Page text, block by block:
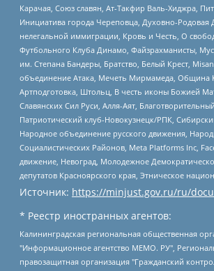
Карачая, Союз славян, Ат-Такфир Валь-Хиджра,
Инициатива города Череповца, Духовно-Родовая
нелегальной иммиграции, Кровь и Честь, О
Футбольного Клуба Динамо, Файзрахманисты,
им. Степана Бандеры, Братство, Белый Крест,
объединение Атака, Мечеть Мирмамеда, Община
Артподготовка, Штольц, В честь иконы Божией
Славянских Сил Руси, Алля-Аят,
Патриотический клуб-Новокузнецк/РПК,
Народное объединение русского движения,
Социалистических Районов, Meta Platforms Inc,
движение, Невоград, Молодежное
депутатов Красноярского края, Этническое
Источник: https://minjust.gov.ru/ru/
* Реестр иностранных агентов:
Калининградская региональная общественная организация "Экозащита!-Женсовет", Фонд содействия защите прав и свобод граждан "Общественный вердикт", Фонд "Институт Развития Свободы Информации", Частное учреждение "Информационное агентство МЕМО. РУ", Региональная общественная организация "Общественная комиссия по сохранению наследия академика Сахарова", Фонд поддержки свободы прессы, Санкт-Петербургская общественная правозащитная организация "Гражданский контроль", Межрегиональная общественная организация "Информационно-просветительский центр "Мемориал", Региональный Фонд "Центр Защиты Прав Средств Массовой Информации", с 05.12.2023 Фонд "Центр Защиты Прав Средств массовой информации", Региональная общественная благотворительная организация помощи беженцам и мигрантам "Гражданское содействие", Негосударственное образовательное учреждение дополнительного профессионального образования (повышение квалификации) специалистов "АКАДЕМИЯ ПО ПРАВАМ ЧЕЛОВЕКА", Свердловская региональная общественная организация "Сутяжник", Автономная некоммерческая организация "Центр независимых социологических исследований", Союз общественных объединений "Российский исследовательский центр по правам человека", Региональное общественное учреждение научно-информационный центр "МЕМОРИАЛ", Некоммерческая организация "Фонд защиты гласности", Автономная некоммерческая организация "Институт прав человека", Городская общественная организация "Екатеринбургское общество "МЕМОРИАЛ", Городская общественная организация "Рязанское историко-просветительское и правозащитное общество "Мемориал" (Рязанский Мемориал), Челябинский региональный орган общественной самодеятельности – женское общественное объединение "Женщины Евразии", Челябинский региональный орган общественной самодеятельности "Уральская правозащитная группа", Фонд содействия защите здоровья и социальной справедливости имени Андрея Рылькова, Автономная Некоммерческая Организация "Аналитический Центр Юрия Левады", Автономная некоммерческая организация социальной поддержки населения "Проект Апрель", Региональная общественная организация помощи женщинам и детям, находящимся в